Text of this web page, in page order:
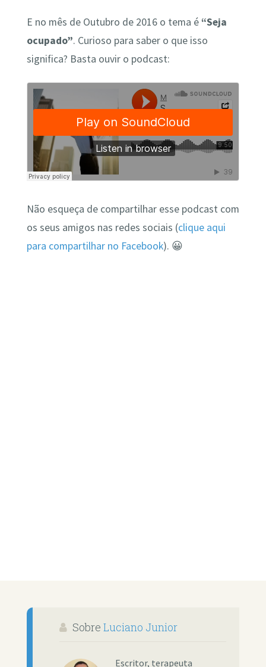
E no mês de Outubro de 2016 o tema é“Seja
ocupado”. Curioso para saber o que isso
significa? Basta ouvir o podcast:
Não esqueça de compartilhar esse podcast com
os seus amigos nas redes sociais (clique aqui
para compartilhar no Facebook). 😀
Sobre Luciano Junior
Escritor, terapeuta